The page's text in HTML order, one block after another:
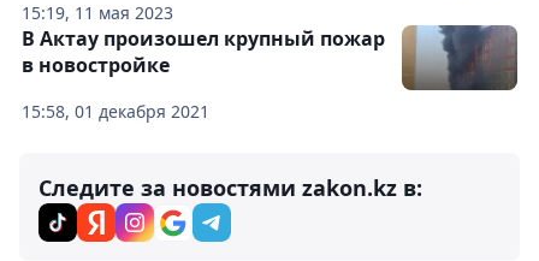
15:19, 11 мая 2023
15:58, 01 декабря 2021
В Актау произошел крупный пожар
в новостройке
Следите за новостями zakon.kz в: